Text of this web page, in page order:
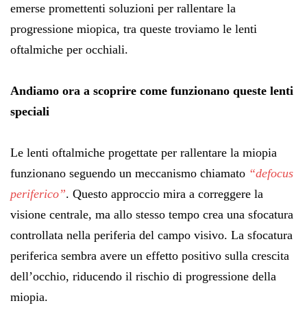
emerse promettenti soluzioni per rallentare la
progressione miopica, tra queste troviamo le lenti
oftalmiche per occhiali.
Andiamo ora a scoprire come funzionano queste lenti
speciali
Le lenti oftalmiche progettate per rallentare la miopia
funzionano seguendo un meccanismo chiamato “defocus
periferico”. Questo approccio mira a correggere la
visione centrale, ma allo stesso tempo crea una sfocatura
controllata nella periferia del campo visivo. La sfocatura
periferica sembra avere un effetto positivo sulla crescita
dell’occhio, riducendo il rischio di progressione della
miopia.